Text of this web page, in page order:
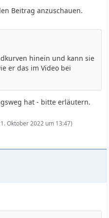
Beitrag anzuschauen.
hinein und kann sie
er das im Video bei
hat - bitte erläutern.
Oktober 2022 um 13:47)